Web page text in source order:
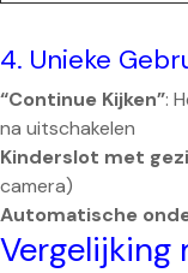
4. Unieke
“Continue Kijken”:
na uitschakelen
Kinderslot met
camera)
Automatische
Vergelijking